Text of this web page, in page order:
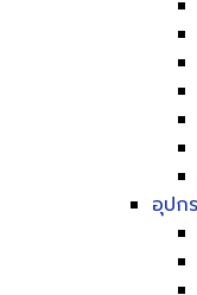
อุปก